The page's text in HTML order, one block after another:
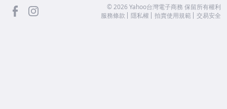
facebook ©2026 Yahoo台灣電子商務 保留所有權利
服務條款
隱私權 拍賣使用規範 交易安全